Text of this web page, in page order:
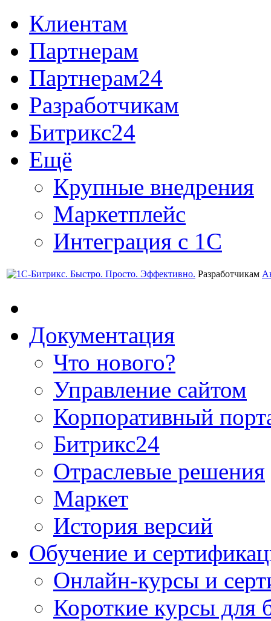
Клиентам
Партнерам
Партнерам24
Разработчикам
Битрикс24
Ещё
Крупные внедрения
Маркетплейс
Интеграция с 1С
Разработчикам
Документация
Что нового?
Управление сайтом
Корпоративный
Битрикс24
Отраслевые решения
Маркет
История версий
Обучение и
Онлайн-курсы и
Короткие курсы для